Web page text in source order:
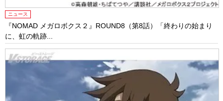
ニュース
『NOMAD メガロボクス２』ROUND8（第8話）「終わりの始まり
に、虹の軌跡...